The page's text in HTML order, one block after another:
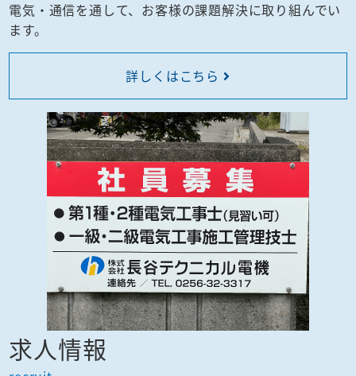
電気・通信を通して、お客様の課題解決に取り組んでい
ます。
詳しくはこちら
求人情報